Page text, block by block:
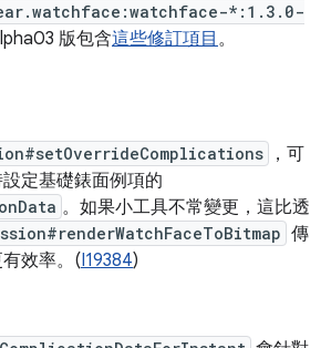
*:1.3.0-
版包含這些修訂項目 。
，可
定基礎錶面例項的
。如果小工具不常變更，這比透
傳
效率。(I19384)